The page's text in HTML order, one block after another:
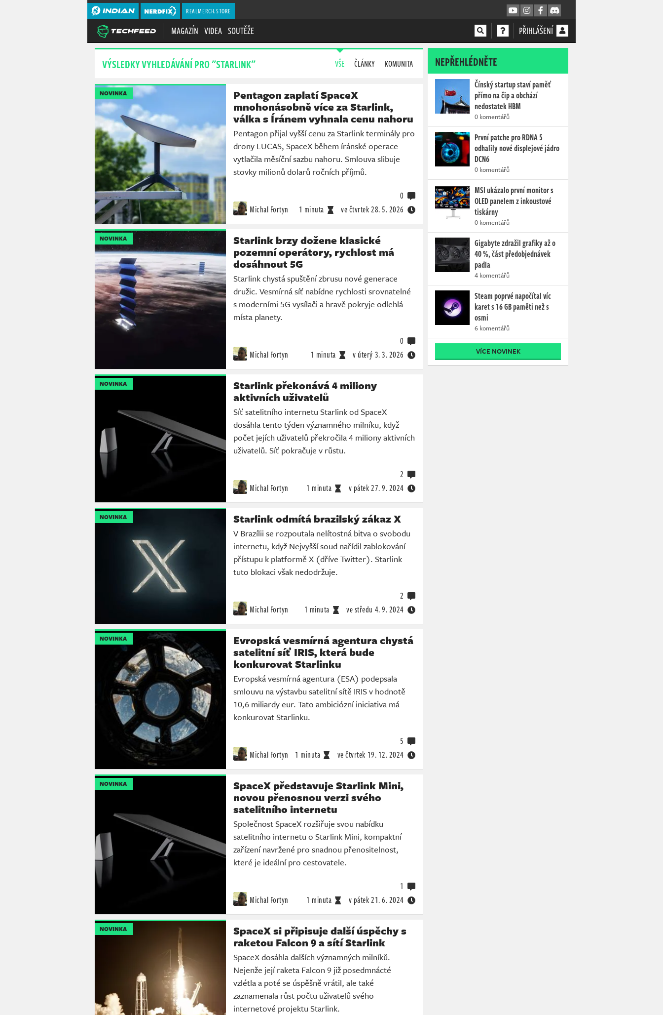
REALMERCH.STORE
MAGAZÍN VIDEA SOUTĚŽE PŘIHLÁŠENÍ
VÝSLEDKY VYHLEDÁVÁNÍ PRO "STARLINK" VŠE ČLÁNKY KOMUNITA
NOVINKA
Pentagon zaplatí SpaceX
mnohonásobně více za Starlink,
válka s Íránem vyhnala cenu nahoru
Pentagon přijal vyšší cenu za Starlink terminály pro
drony LUCAS, SpaceX během íránské operace
vytlačila měsíční sazbu nahoru. Smlouva slibuje
stovky milionů dolarů ročních příjmů.
Michal Fortyn 1 minuta ve čtvrtek28. 5. 2026
0
NOVINKA
Starlink brzy dožene klasické
pozemní operátory, rychlost má
dosáhnout 5G
Starlink chystá spuštění zbrusu nové generace
družic. Vesmírná síť nabídne rychlosti srovnatelné
s moderními 5G vysílači a hravě pokryje odlehlá
místa planety.
Michal Fortyn 1 minuta v úterý 3. 3. 2026
0
NOVINKA
Starlink překonává 4 miliony
aktivních uživatelů
Síť satelitního internetu Starlink od SpaceX
dosáhla tento týden významného milníku, když
počet jejích uživatelů překročila 4 miliony aktivních
uživatelů. Síť pokračuje v růstu.
Michal Fortyn 1 minuta v pátek27. 9. 2024
2
NOVINKA Starlink odmítá brazilský zákaz X
V Brazílii se rozpoutala nelítostná bitva o svobodu
internetu, když Nejvyšší soud nařídil zablokování
přístupu k platformě X (dříve Twitter). Starlink
tuto blokaci však nedodržuje.
Michal Fortyn 1 minuta ve středu 4. 9. 2024
2
NOVINKA
Evropská vesmírná agentura chystá
satelitní síť IRIS, která bude
konkurovat Starlinku
Evropská vesmírná agentura (ESA) podepsala
smlouvu na výstavbu satelitní sítě IRIS v hodnotě
10,6 miliardy eur. Tato ambiciózní iniciativa má
konkurovat Starlinku.
Michal Fortyn 1 minuta ve čtvrtek 19. 12. 2024
5
NOVINKA
SpaceX představuje Starlink Mini,
novou přenosnou verzi svého
satelitního internetu
Společnost SpaceX rozšiřuje svou nabídku
satelitního internetu o Starlink Mini, kompaktní
zařízení navržené pro snadnou přenositelnost,
které je ideální pro cestovatele.
Michal Fortyn 1 minuta v pátek21. 6. 2024
1
NOVINKA
SpaceX si připisuje další úspěchy s
raketou Falcon 9 a sítí Starlink
SpaceX dosáhla dalších významných milníků.
Nejenže její raketa Falcon 9 již posedmnácté
vzlétla a poté se úspěšně vrátil, ale také
zaznamenala růst počtu uživatelů svého
internetové projektu Starlink.
NEPŘEHLÉDNĚTE
Čínský startup staví paměť
přímo na čip a obchází
nedostatek HBM
0 komentářů
První patche pro RDNA 5
odhalily nové displejové jádro
DCN6
0 komentářů
MSI ukázalo první monitor s
OLED panelem z inkoustové
tiskárny
0 komentářů
Gigabyte zdražil grafiky až o
40 %, část předobjednávek
padla
4 komentářů
Steam poprvé napočítal víc
karet s 16 GB paměti než s
osmi
6 komentářů
VÍCE NOVINEK